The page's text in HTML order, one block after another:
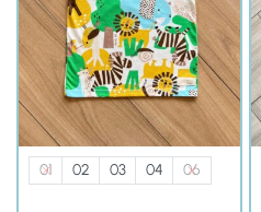
01 02 03 04 06